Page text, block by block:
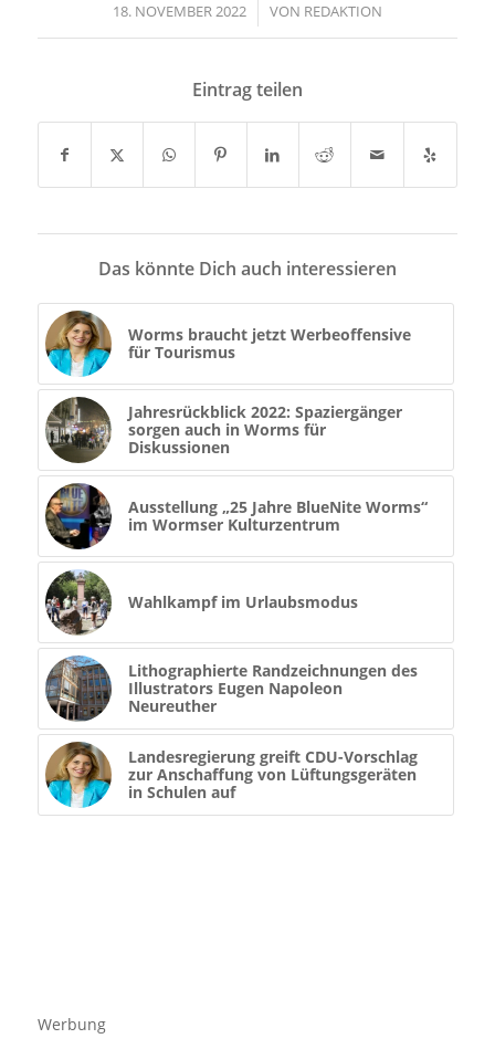
18. NOVEMBER 2022
/ VON REDAKTION
Eintrag teilen
Das könnte Dich auch interessieren
Worms braucht jetzt Werbeoffensive
für Tourismus
Jahresrückblick 2022: Spaziergänger
sorgen auch in Worms für
Diskussionen
Ausstellung „25 Jahre BlueNite Worms“
im Wormser Kulturzentrum
Wahlkampf im Urlaubsmodus
Lithographierte Randzeichnungen des
Illustrators Eugen Napoleon
Neureuther
Landesregierung greift CDU-Vorschlag
zur Anschaffung von Lüftungsgeräten
in Schulen auf
Werbung